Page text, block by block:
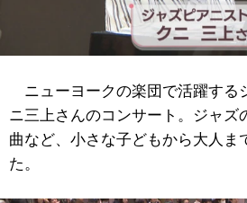
ニューヨークの楽団で活躍する
ニ三上さんのコンサート。ジャズ
曲など、小さな子どもから大人ま
た。